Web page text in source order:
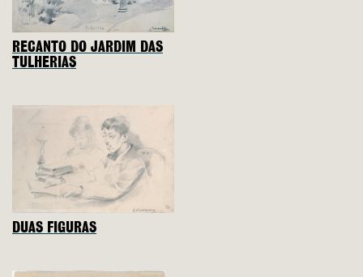
RECANTO DO JARDIM DAS
TULHERIAS
DUAS FIGURAS